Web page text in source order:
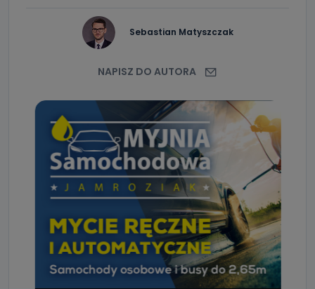
Sebastian Matyszczak
NAPISZ DO AUTORA